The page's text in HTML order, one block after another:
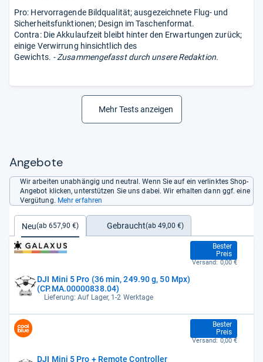
Pro: Hervorragende Bildqualität; ausgezeichnete Flug- und
Sicherheitsfunktionen; Design im Taschenformat.
Contra: Die Akkulaufzeit bleibt hinter den Erwartungen zurück;
einige Verwirrung hinsichtlich des
Gewichts. - Zusammengefasst durch unsere Redaktion.
Mehr Tests anzeigen
Angebote
Wir arbeiten unabhängig und neutral. Wenn Sie auf ein verlinktes Shop-
Angebot klicken, unterstützen Sie uns dabei. Wir erhalten dann ggf. eine
Vergütung. Mehr erfahren
Neu(ab 657,90 €) Gebraucht(ab 49,00 €)
DJI Mini 5 Pro (36 min, 249.90 g, 50 Mpx)
(CP.MA.00000838.04)
Lieferung: Auf Lager, 1-2 Werktage
Bester
Preis
657,90 €
Versand: 0,00 €
DJI Mini 5 Pro + Remote Controller
Bester
Preis
657,90 €
Versand: 0,00 €